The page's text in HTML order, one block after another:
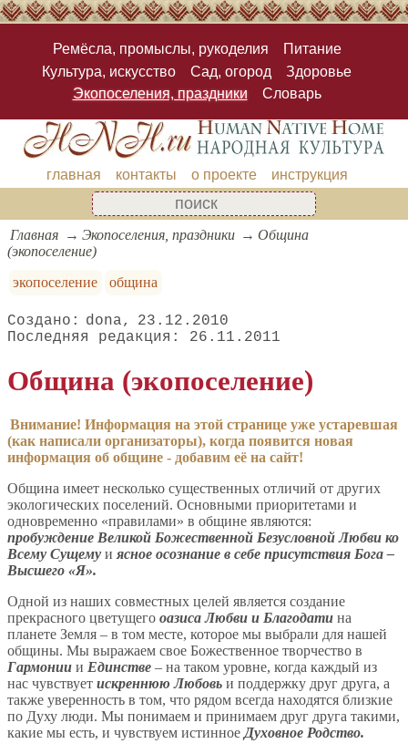
Ремёсла, промыслы, рукоделия
Питание
Культура, искусство
Сад, огород
Здоровье
Экопоселения, праздники
Словарь
главная контакты о проекте инструкция
Главная Экопоселения, праздники
Община
(экопоселение)
экопоселение
община
dona
23.12.2010
26.11.2011
Община (экопоселение)
Внимание! Информация на этой странице уже устаревшая
(как написали организаторы), когда появится новая
информация об общине - добавим её на сайт!
Община имеет несколько существенных отличий от других
экологических поселений. Основными приоритетами и
одновременно «правилами» в общине являются:
пробуждение Великой Божественной Безусловной Любви ко
Всему Сущему и ясное осознание в себе присутствия Бога –
Высшего «Я».
Одной из наших совместных целей является создание
прекрасного цветущего оазиса Любви и Благодати на
планете Земля – в том месте, которое мы выбрали для нашей
общины. Мы выражаем свое Божественное творчество в
Гармонии и Единстве – на таком уровне, когда каждый из
нас чувствует искреннюю Любовь и поддержку друг друга, а
также уверенность в том, что рядом всегда находятся близкие
по Духу люди. Мы понимаем и принимаем друг друга такими,
какие мы есть, и чувствуем истинное Духовное Родство.